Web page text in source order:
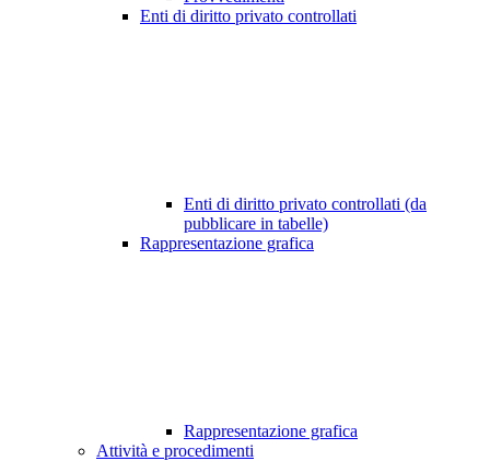
Enti di diritto privato controllati
Enti di diritto privato controllati (da
pubblicare in tabelle)
Rappresentazione grafica
Rappresentazione grafica
Attività e procedimenti